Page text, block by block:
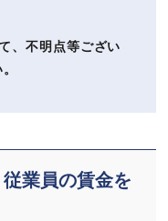
、不明点等ござい
業員の賃金を